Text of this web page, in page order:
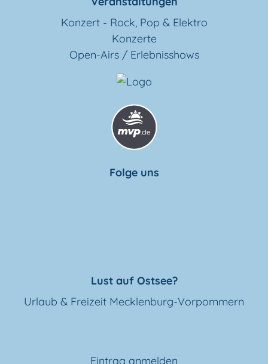
Konzert - Rock, Pop & Elektro
Konzerte
Open-Airs / Erlebnisshows
Folge uns
Lust auf Ostsee?
Urlaub & Freizeit Mecklenburg-Vorpommern
Eintrag anmelden